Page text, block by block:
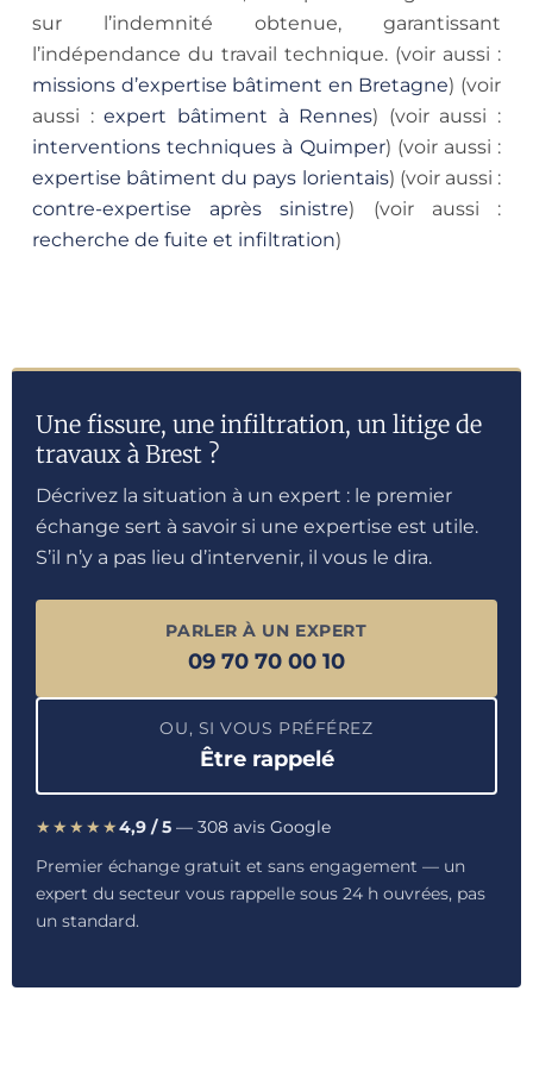
sur l’indemnité obtenue, garantissant
l’indépendance du travail technique. (voir aussi :
missions d’expertise bâtiment en Bretagne) (voir
aussi :expert bâtiment à Rennes) (voir aussi :
interventions techniques à Quimper) (voir aussi :
expertise bâtiment du pays lorientais) (voir aussi :
contre-expertise après sinistre) (voir aussi :
recherche de fuite et infiltration)
Une fissure, une infiltration, un litige de
travaux à Brest ?
Décrivez la situation à un expert : le premier
échange sert à savoir si une expertise est utile.
S’il n’y a pas lieu d’intervenir, il vous le dira.
PARLER À UN EXPERT
09 70 70 00 10
OU, SI VOUS PRÉFÉREZ
Être rappelé
★★★★★4,9 / 5 — 308 avis Google
Premier échange gratuit et sans engagement — un
expert du secteur vous rappelle sous 24 h ouvrées, pas
un standard.